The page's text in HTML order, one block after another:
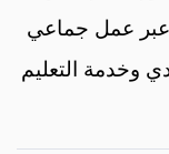
عبر عمل جماعي
وخدمة التعليم